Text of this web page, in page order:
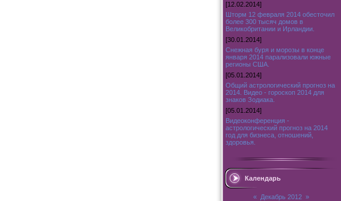
[12.02.2014]
Шторм 12 февраля 2014 обесточил
более 300 тысяч домов в
Великобритании и Ирландии.
[30.01.2014]
Снежная буря и морозы в конце
января 2014 парализовали южные
регионы США.
[05.01.2014]
Общий астрологический прогноз на
2014. Видео - гороскоп 2014 для
знаков Зодиака.
[05.01.2014]
Видеоконференция -
астрологический прогноз на 2014
год для бизнеса, отношений,
здоровья.
Календарь
« Декабрь 2012 »